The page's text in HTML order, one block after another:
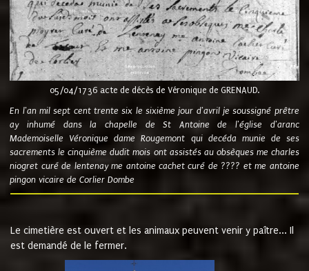
05/04/1736 acte de décès de Véronique de GRENAUD.
En l'an mil sept cent trente six le sixième jour d'avril je soussigné prêtre
ay inhumé dans la chapelle de St Antoine de l'église d'aranc
Mademoiselle Véronique dame Rougemont qui decéda munie de ses
sacrements le cinquième dudit mois ont assistés au obsèques me charles
niogret curé de lentenay me antoine cachet curé de ???? et me antoine
pingon vicaire de Corlier Dombe
Le cimetière est ouvert et les animaux peuvent venir y paître... Il
est demandé de le fermer.